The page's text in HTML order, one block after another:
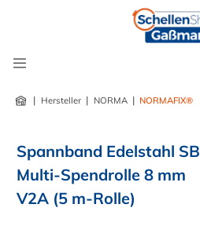
| Hersteller | NORMA | NORMAFIX®
Spannband Edelstahl SB
Multi-Spendrolle 8 mm
V2A (5 m-Rolle)